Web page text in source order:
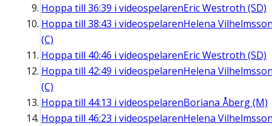
Hoppa till 36:39 i videospelarenEric Westroth (SD)
Hoppa till 38:43 i videospelarenHelena
(C)
Hoppa till 40:46 i videospelarenEric Westroth (SD)
Hoppa till 42:49 i videospelarenHelena
(C)
Hoppa till 44:13 i videospelarenBoriana Åberg (M)
Hoppa till 46:23 i videospelarenHelena